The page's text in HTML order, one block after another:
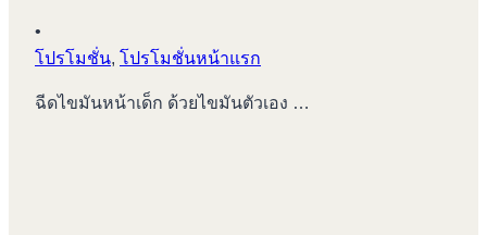
•
โปรโมชั่น, โปรโมชั่นหน้าแรก
ฉีดไขมันหน้าเด็ก ด้วยไขมันตัวเอง …